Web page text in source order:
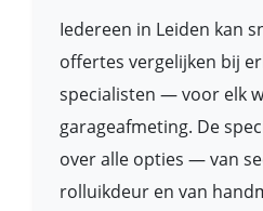
Iedereen in Leiden kan
offertes vergelijken bij
specialisten — voor elk
garageafmeting. De
over alle opties — van
rolluikdeur en van